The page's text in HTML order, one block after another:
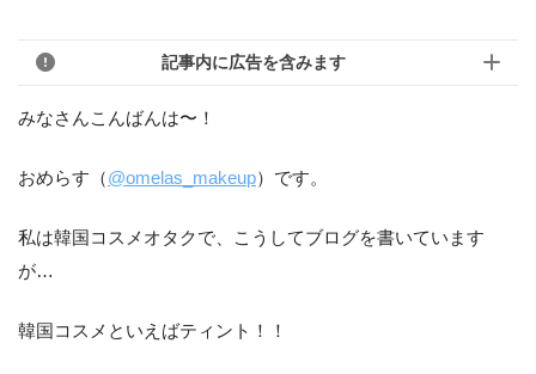
記事内に広告を含みます
みなさんこんばんは〜！
おめらす（@omelas_makeup）です。
私は韓国コスメオタクで、こうしてブログを書いています
が…
韓国コスメといえばティント！！